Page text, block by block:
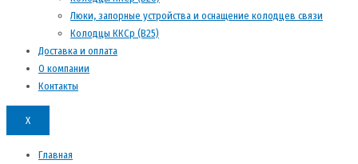
Люки, запорные устройства и оснащение колодцев связи
Колодцы ККСр (В25)
Доставка и оплата
О компании
Контакты
X
Главная